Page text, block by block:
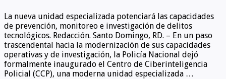
La nueva unidad especializada potenciará las capacidades
de prevención, monitoreo e investigación de delitos
tecnológicos. Redacción. Santo Domingo, RD. – En un paso
trascendental hacia la modernización de sus capacidades
operativas y de investigación, la Policía Nacional dejó
formalmente inaugurado el Centro de Ciberinteligencia
Policial (CCP), una moderna unidad especializada …